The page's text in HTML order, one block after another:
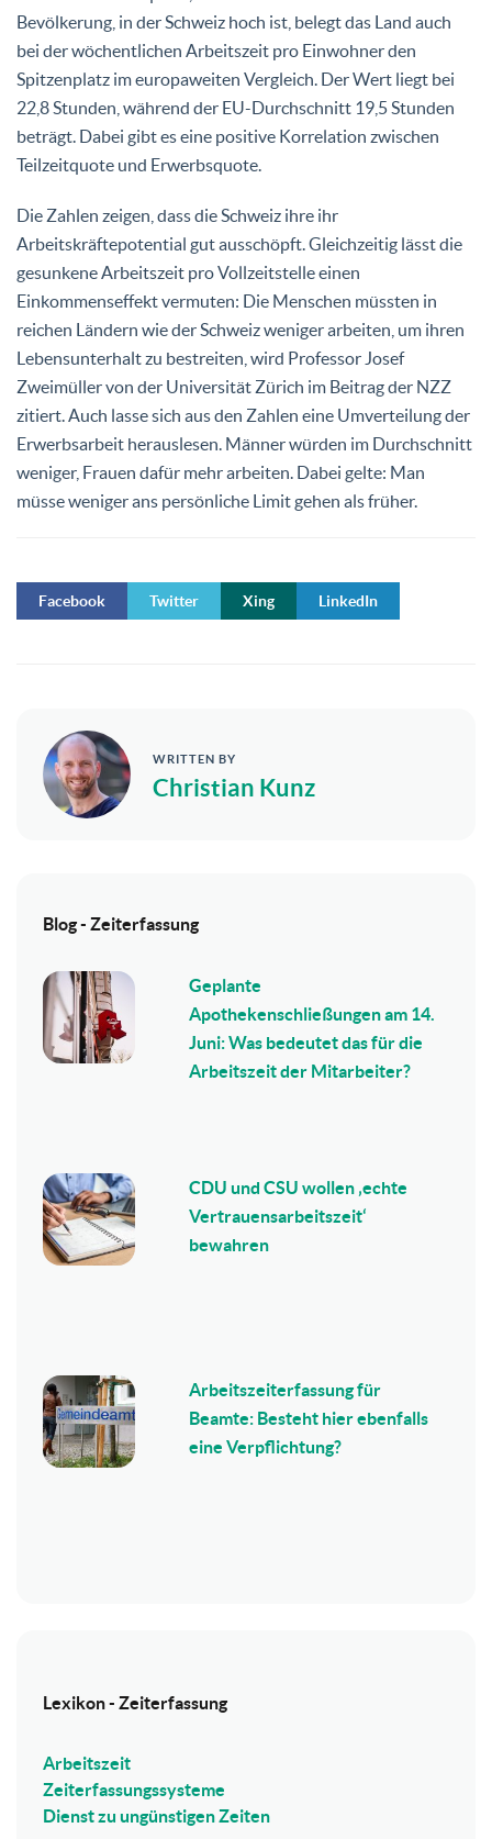
Bevölkerung, in der Schweiz hoch ist, belegt das Land auch
bei der wöchentlichen Arbeitszeit pro Einwohner den
Spitzenplatz im europaweiten Vergleich. Der Wert liegt bei
22,8 Stunden, während der EU-Durchschnitt 19,5 Stunden
beträgt. Dabei gibt es eine positive Korrelation zwischen
Teilzeitquote und Erwerbsquote.
Die Zahlen zeigen, dass die Schweiz ihre ihr
Arbeitskräftepotential gut ausschöpft. Gleichzeitig lässt die
gesunkene Arbeitszeit pro Vollzeitstelle einen
Einkommenseffekt vermuten: Die Menschen müssten in
reichen Ländern wie der Schweiz weniger arbeiten, um ihren
Lebensunterhalt zu bestreiten, wird Professor Josef
Zweimüller von der Universität Zürich im Beitrag der NZZ
zitiert. Auch lasse sich aus den Zahlen eine Umverteilung der
Erwerbsarbeit herauslesen. Männer würden im Durchschnitt
weniger, Frauen dafür mehr arbeiten. Dabei gelte: Man
müsse weniger ans persönliche Limit gehen als früher.
Facebook Twitter Xing LinkedIn
WRITTEN BY
Christian Kunz
Blog - Zeiterfassung
Geplante
Apothekenschließungen am 14.
Juni: Was bedeutet das für die
Arbeitszeit der Mitarbeiter?
CDU und CSU wollen ‚echte
Vertrauensarbeitszeit‘
bewahren
Arbeitszeiterfassung für
Beamte: Besteht hier ebenfalls
eine Verpflichtung?
Lexikon - Zeiterfassung
Arbeitszeit
Zeiterfassungssysteme
Dienst zu ungünstigen Zeiten